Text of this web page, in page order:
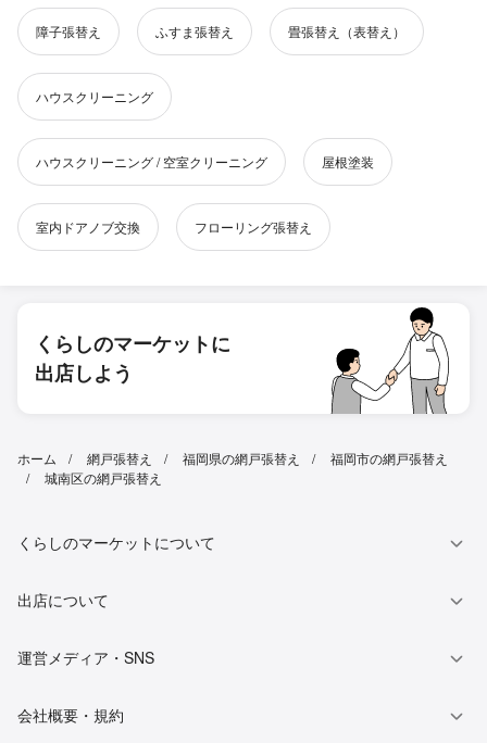
障子張替え ふすま張替え 畳張替え（表替え）
ハウスクリーニング
ハウスクリーニング / 空室クリーニング 屋根塗装
室内ドアノブ交換 フローリング張替え
くらしのマーケットに
出店しよう
ホーム 網戸張替え 福岡県の網戸張替え
福岡市の網戸張替え
城南区の網戸張替え
くらしのマーケットについて
出店について
運営メディア・SNS
会社概要・規約